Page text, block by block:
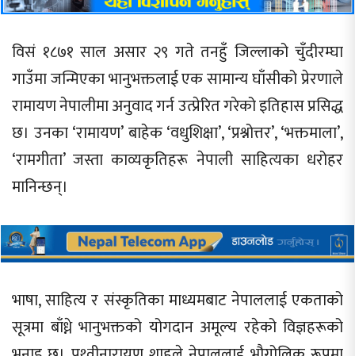
विसं १८७१ साल असार २९ गते तनहुँ जिल्लाको चुँदीरम्घा
गाउँमा जन्मिएका भानुभक्तलाई एक सामान्य घाँसीको प्रेरणाले
रामायण नेपालीमा अनुवाद गर्न उत्प्रेरित गरेको इतिहास प्रसिद्ध
छ। उनका ‘रामायण’ बाहेक ‘वधुशिक्षा’, ‘प्रश्नोत्तर’, ‘भक्तमाला’,
‘रामगीता’ जस्ता काव्यकृतिहरू नेपाली साहित्यका धरोहर
मानिन्छन्।
भाषा, साहित्य र संस्कृतिका माध्यमबाट नेपाललाई एकताको
सूत्रमा बाँध्ने भानुभक्तको योगदान अमूल्य रहेको विज्ञहरूको